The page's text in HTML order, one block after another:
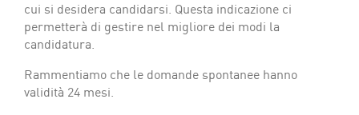
cui si desidera candidarsi. Questa indicazione ci
permetterà di gestire nel migliore dei modi la
candidatura.
Rammentiamo che le domande spontanee hanno
validità 24 mesi.